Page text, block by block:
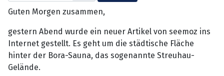
Guten Morgen zusammen,
gestern Abend wurde ein neuer Artikel von seemoz ins
Internet gestellt. Es geht um die städtische Fläche
hinter der Bora-Sauna, das sogenannte Streuhau-
Gelände.